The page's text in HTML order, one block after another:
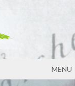
MENU